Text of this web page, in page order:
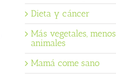
Dieta y cáncer
Más vegetales, menos
animales
Mamá come sano